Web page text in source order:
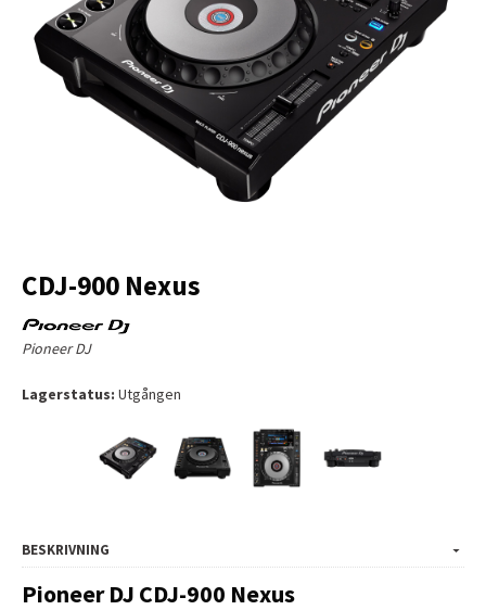
CDJ-900 Nexus
Pioneer DJ
Lagerstatus: Utgången
BESKRIVNING
Pioneer DJ CDJ-900 Nexus